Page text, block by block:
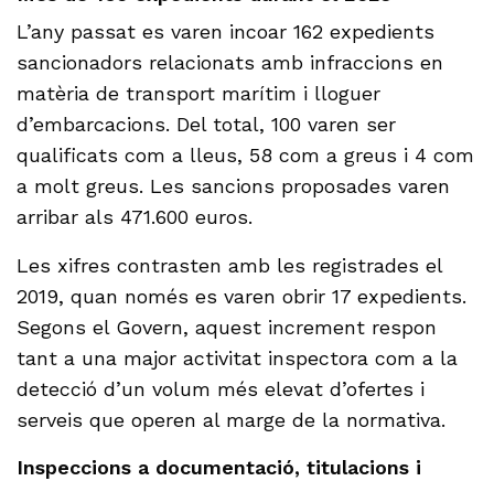
L’any passat es varen incoar 162 expedients
sancionadors relacionats amb infraccions en
matèria de transport marítim i lloguer
d’embarcacions. Del total, 100 varen ser
qualificats com a lleus, 58 com a greus i 4 com
a molt greus. Les sancions proposades varen
arribar als 471.600 euros.
Les xifres contrasten amb les registrades el
2019, quan només es varen obrir 17 expedients.
Segons el Govern, aquest increment respon
tant a una major activitat inspectora com a la
detecció d’un volum més elevat d’ofertes i
serveis que operen al marge de la normativa.
Inspeccions a documentació, titulacions i